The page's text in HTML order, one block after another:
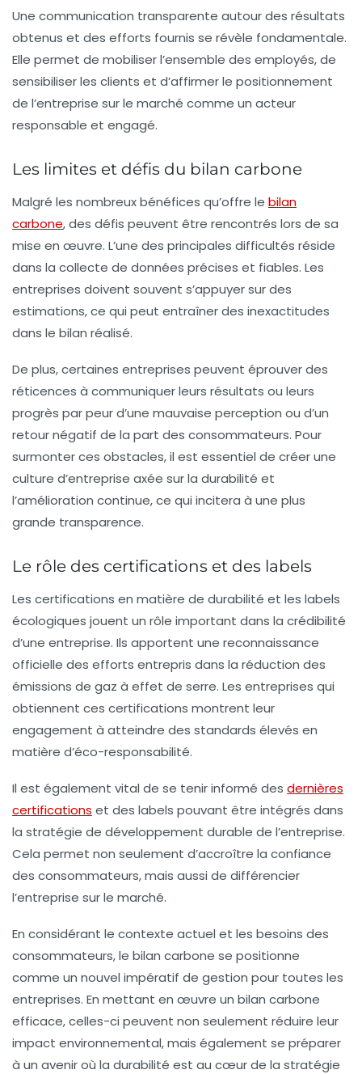
Une communication transparente autour des résultats
obtenus et des efforts fournis se révèle fondamentale.
Elle permet de mobiliser l’ensemble des employés, de
sensibiliser les clients et d’affirmer le positionnement
de l’entreprise sur le marché comme un acteur
responsable et engagé.
Les limites et défis du bilan carbone
Malgré les nombreux bénéfices qu’offre le bilan
carbone, des défis peuvent être rencontrés lors de sa
mise en œuvre. L’une des principales difficultés réside
dans la collecte de données précises et fiables. Les
entreprises doivent souvent s’appuyer sur des
estimations, ce qui peut entraîner des inexactitudes
dans le bilan réalisé.
De plus, certaines entreprises peuvent éprouver des
réticences à communiquer leurs résultats ou leurs
progrès par peur d’une mauvaise perception ou d’un
retour négatif de la part des consommateurs. Pour
surmonter ces obstacles, il est essentiel de créer une
culture d’entreprise axée sur la durabilité et
l’amélioration continue, ce qui incitera à une plus
grande transparence.
Le rôle des certifications et des labels
Les certifications en matière de durabilité et les labels
écologiques jouent un rôle important dans la crédibilité
d’une entreprise. Ils apportent une reconnaissance
officielle des efforts entrepris dans la réduction des
émissions de gaz à effet de serre. Les entreprises qui
obtiennent ces certifications montrent leur
engagement à atteindre des standards élevés en
matière d’éco-responsabilité.
Il est également vital de se tenir informé des dernières
certifications et des labels pouvant être intégrés dans
la stratégie de développement durable de l’entreprise.
Cela permet non seulement d’accroître la confiance
des consommateurs, mais aussi de différencier
l’entreprise sur le marché.
En considérant le contexte actuel et les besoins des
consommateurs, le bilan carbone se positionne
comme un nouvel impératif de gestion pour toutes les
entreprises. En mettant en œuvre un bilan carbone
efficace, celles-ci peuvent non seulement réduire leur
impact environnemental, mais également se préparer
à un avenir où la durabilité est au cœur de la stratégie